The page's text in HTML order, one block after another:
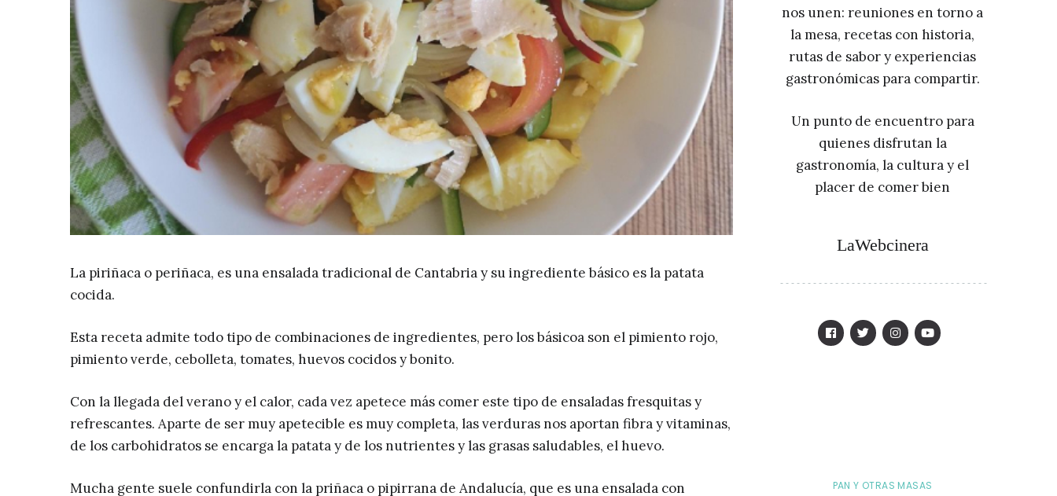
La piriñaca o periñaca, es una ensalada tradicional de Cantabria y su ingrediente básico es la patata
cocida.
Esta receta admite todo tipo de combinaciones de ingredientes, pero los básicoa son el pimiento rojo,
pimiento verde, cebolleta, tomates, huevos cocidos y bonito.
Con la llegada del verano y el calor, cada vez apetece más comer este tipo de ensaladas fresquitas y
refrescantes. Aparte de ser muy apetecible es muy completa, las verduras nos aportan fibra y vitaminas,
de los carbohidratos se encarga la patata y de los nutrientes y las grasas saludables, el huevo.
Mucha gente suele confundirla con la priñaca o pipirrana de Andalucía, que es una ensalada con
nos unen: reuniones en torno a
la mesa, recetas con historia,
rutas de sabor y experiencias
gastronómicas para compartir.
Un punto de encuentro para
quienes disfrutan la
gastronomía, la cultura y el
placer de comer bien
LaWebcinera
PAN Y OTRAS MASAS